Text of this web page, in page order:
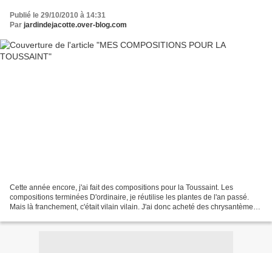
Publié le 29/10/2010 à 14:31
Par jardindejacotte.over-blog.com
Cette année encore, j'ai fait des compositions pour la Toussaint. Les
compositions terminées D'ordinaire, je réutilise les plantes de l'an passé.
Mais là franchement, c'était vilain vilain. J'ai donc acheté des chrysantèmes